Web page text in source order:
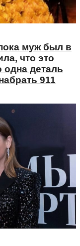
муж был в
что это
деталь
911